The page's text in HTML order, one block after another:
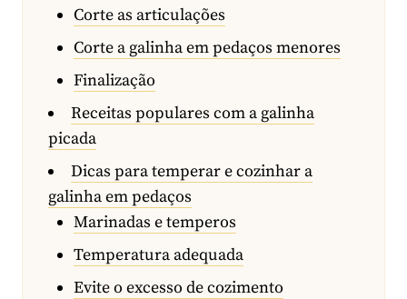
Corte as articulações
Corte a galinha em pedaços menores
Finalização
Receitas populares com a galinha
picada
Dicas para temperar e cozinhar a
galinha em pedaços
Marinadas e temperos
Temperatura adequada
Evite o excesso de cozimento